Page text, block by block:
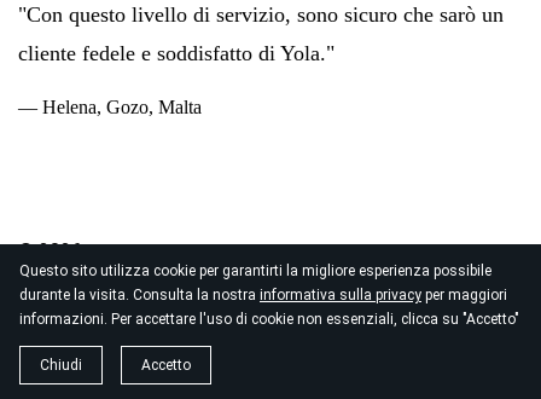
Questo sito utilizza cookie per garantirti la migliore esperienza possibile
durante la visita. Consulta la nostra informativa sulla privacy per maggiori
informazioni. Per accettare l'uso di cookie non essenziali, clicca su "Accetto"
Chiudi Accetto
"Con questo livello di servizio, sono sicuro che sarò un
cliente fedele e soddisfatto di Yola."
— Helena, Gozo, Malta
© 2026
Copyright Yola Inc. Tutti i diritti reservati. Normativa sulla
privacy|Termini di Servizi| Trattamento Dati